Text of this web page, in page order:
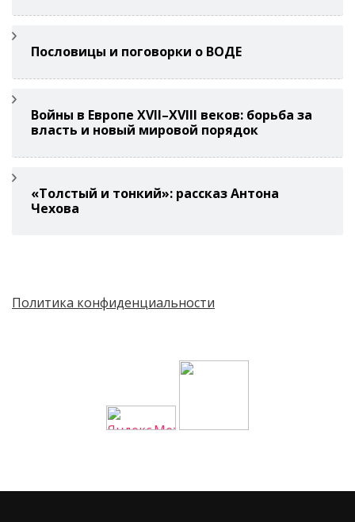
Пословицы и поговорки о ВОДЕ
Войны в Европе XVII–XVIII веков: борьба за
власть и новый мировой порядок
«Толстый и тонкий»: рассказ Антона
Чехова
Политика конфиденциальности